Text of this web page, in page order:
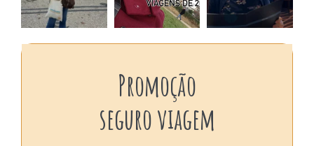
Promoção
seguro viagem